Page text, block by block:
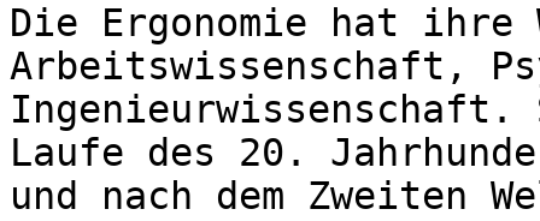
Die Ergonomie hat ihre
Arbeitswissenschaft,
Laufe des 20.
und nach dem Zweiten